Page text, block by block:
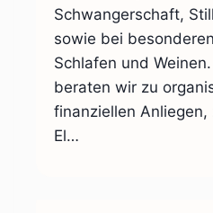
Schwangerschaft,
sowie bei
Schlafen und
beraten wir zu
finanziellen Anliegen,
El…